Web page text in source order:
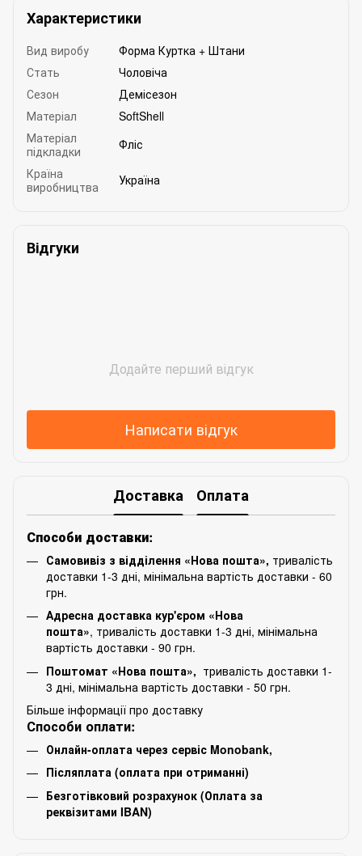
Характеристики
Вид виробу
Форма Куртка + Штани
Стать
Чоловіча
Сезон
Демісезон
Матеріал
SoftShell
Матеріал
підкладки
Фліс
Країна
виробництва
Україна
Відгуки
Додайте перший відгук
Написати відгук
Доставка Оплата
Способи доставки:
Самовивіз з відділення «Нова пошта», тривалість
доставки 1-3 дні, мінімальна вартість доставки - 60
грн.
Адресна доставка кур'єром «Нова
пошта», тривалість доставки 1-3 дні, мінімальна
вартість доставки - 90 грн.
Поштомат «Нова пошта», тривалість доставки 1-
3 дні, мінімальна вартість доставки - 50 грн.
Більше інформації про доставку
Способи оплати:
Онлайн-оплата через сервіс Monobank,
Післяплата (оплата при отриманні)
Безготівковий розрахунок (Оплата за
реквізитами IBAN)